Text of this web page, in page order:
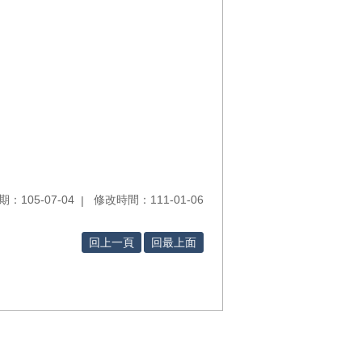
：105-07-04 修改時間：111-01-06
回上一頁 回最上面